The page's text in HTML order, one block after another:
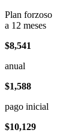
Plan forzoso
a 12 meses
$8,541
anual
$1,588
pago inicial
$10,129